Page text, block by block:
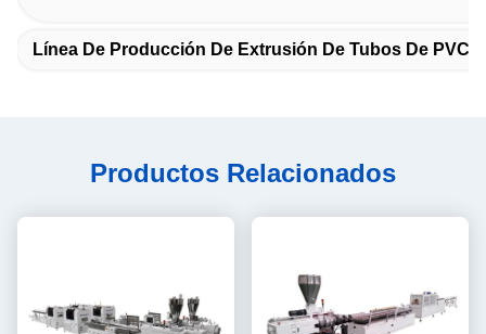
Línea De Producción De Extrusión De Tubos De PVC
Productos Relacionados